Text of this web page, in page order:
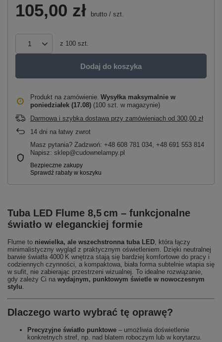
105,00 zł brutto / szt.
z 100 szt.
Dodaj do koszyka
Produkt na zamówienie Wysyłka maksymalnie w
poniedziałek (17.08) (100 szt. w magazynie)
Darmowa i szybka dostawa przy zamówieniach od 300,00 zł
14 dni na łatwy zwrot
Masz pytania? Zadzwoń: +48 608 781 034, +48 691 553 814
Napisz: sklep@cudownelampy.pl
Tuba LED Flume 8,5 cm – funkcjonalne
światło w eleganckiej formie
Flume to niewielka, ale wszechstronna tuba LED, która łączy
minimalistyczny wygląd z praktycznym oświetleniem. Dzięki neutralnej
barwie światła 4000 K wnętrza stają się bardziej komfortowe do pracy i
codziennych czynności, a kompaktowa, biała forma subtelnie wtapia się
w sufit, nie zabierając przestrzeni wizualnej. To idealne rozwiązanie,
gdy zależy Ci na wydajnym, punktowym świetle w nowoczesnym
stylu.
Dlaczego warto wybrać tę oprawę?
Precyzyjne światło punktowe – umożliwia doświetlenie
konkretnych stref, np. nad blatem roboczym lub w korytarzu.